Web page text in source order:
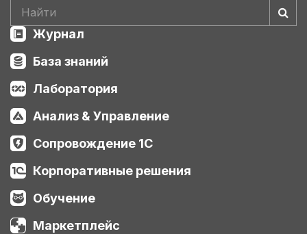
Журнал
База знаний
Лаборатория
Анализ & Управление
Сопровождение 1С
Корпоративные решения
Обучение
Маркетплейс